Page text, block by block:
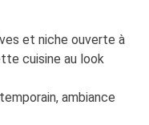
et niche ouverte à
cuisine au look
ambiance